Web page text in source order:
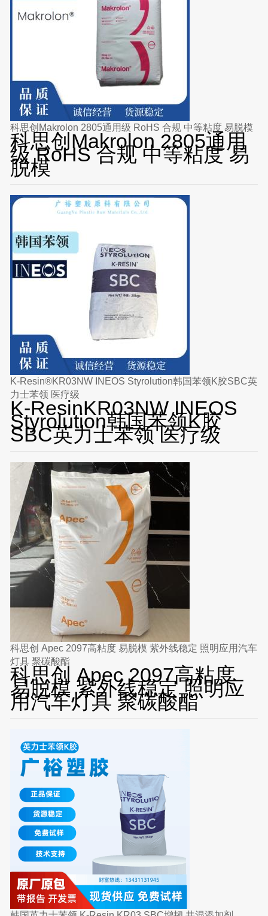
科思创Makrolon 2805通用级 RoHS 合规 中等粘度 易脱模
科思创Makrolon 2805通用
级 RoHS 合规 中等粘度 易
脱模
K-Resin®KR03NW INEOS Styrolution韩国苯领K胶SBC英
力士苯领 医疗级
K-ResinKR03NW INEOS
Styrolution韩国苯领K胶
SBC英力士苯领 医疗级
科思创 Apec 2097高粘度 易脱模 紫外线稳定 照明应用汽车
灯具 聚碳酸酯
科思创 Apec 2097高粘度
易脱模 紫外线稳定 照明应
用汽车灯具 聚碳酸酯